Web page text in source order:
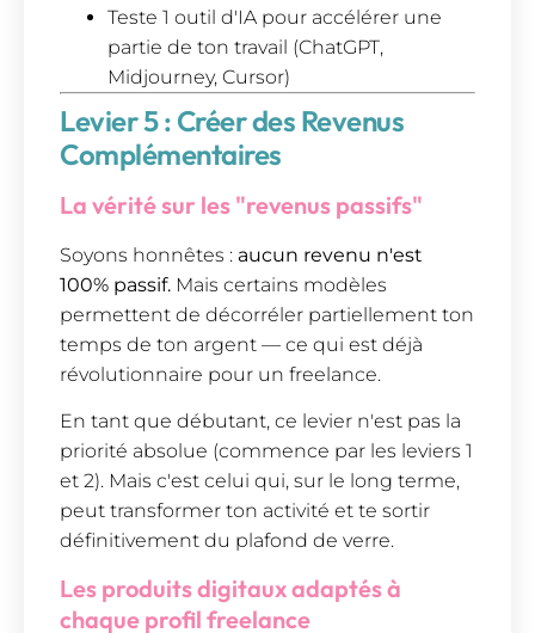
Teste 1 outil d'IA pour accélérer une
partie de ton travail (ChatGPT,
Midjourney, Cursor)
Levier 5 : Créer des Revenus
Complémentaires
La vérité sur les "revenus passifs"
Soyons honnêtes : aucun revenu n'est
100% passif. Mais certains modèles
permettent de décorréler partiellement ton
temps de ton argent — ce qui est déjà
révolutionnaire pour un freelance.
En tant que débutant, ce levier n'est pas la
priorité absolue (commence par les leviers 1
et 2). Mais c'est celui qui, sur le long terme,
peut transformer ton activité et te sortir
définitivement du plafond de verre.
Les produits digitaux adaptés à
chaque profil freelance